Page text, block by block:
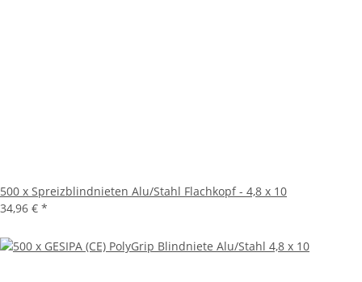
500 x Spreizblindnieten Alu/Stahl Flachkopf - 4,8 x 10
34,96 € *